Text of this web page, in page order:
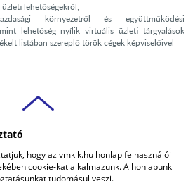
hogy az vmkik.hu honlap felhasználói
cookie-kat alkalmazunk. A honlapunk
tudomásul veszi.
lehetőségekről;
környezetről és együttműködési
lehetőség nyílik virtuális üzleti tárgyalások
listában szereplő török cégek képviselőivel
|
ALL RIGHTS RESERVED! DESIGNED &